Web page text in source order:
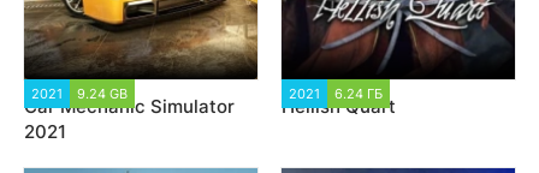
2021 9.24 GB
Car Mechanic Simulator
2021
2021 6.24 ГБ
Hellish Quart